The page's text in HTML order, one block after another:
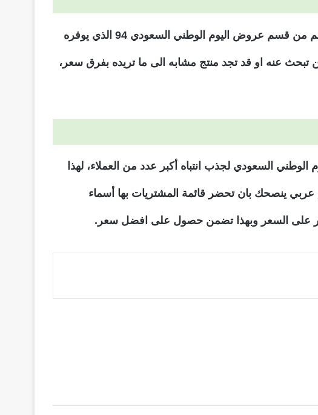
ينصح موقع كوبون عربي المتسوقين اونلاين الراغبين بالحصول على تجارب تسوق موفرة ان تبدأ جولتهم من قسم عروض اليوم الوطني السعودي 94 الذي يوفره
عنه او قد تجد منتج مشابه الى ما تريده بفرق سعر،
السعودي لجذب انتباه أكبر عدد من العملاء، لهذا
عربي ينصحك بان تحضر قائمة المشتريات بها أسماء
تؤثر على السعر وبهذا تضمن حصول على افضل سعر.